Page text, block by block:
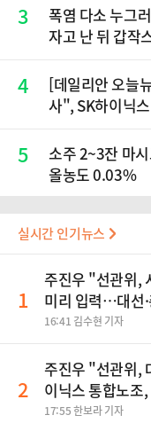
3
폭염 다소 누그
자고 난 뒤 갑작
4
[데일리안 오늘
사", SK하이닉
5
소주 2~3잔 마
올농도 0.03%
실시간 인기뉴스
1
주진우 "선관위,
미리 입력…대선
16:41 김수현 기자
2
주진우 "선관위,
이닉스 통합노
바꿔야", 세제개
17:55 한보라 기자